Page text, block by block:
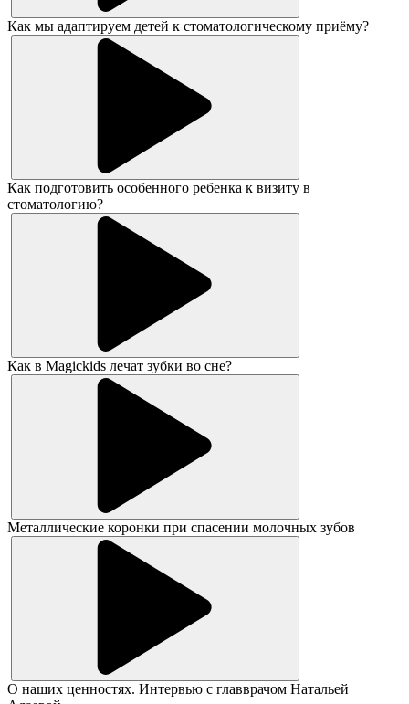
Как мы адаптируем детей к стоматологическому приёму?
Как подготовить особенного ребенка к визиту в
стоматологию?
Как в Magickids лечат зубки во сне?
Металлические коронки при спасении молочных зубов
О наших ценностях. Интервью с главврачом Натальей